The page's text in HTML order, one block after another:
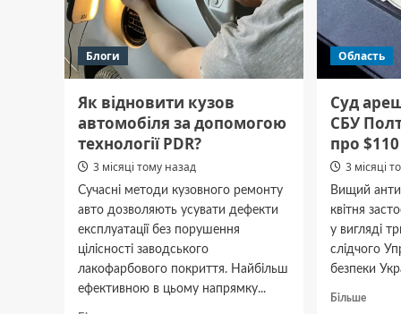
Блоги
Як відновити кузов
автомобіля за допомогою
технології PDR?
3 місяці тому назад
Сучасні методи кузовного ремонту
авто дозволяють усувати дефекти
експлуатації без порушення
цілісності заводського
лакофарбового покриття. Найбільш
ефективною в цьому напрямку...
Область
Суд
СБУ
про
3 місяці
Вищий
квітня
у вигляді
слідчого
безпеки
Більше